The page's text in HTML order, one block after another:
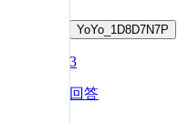
YoYo_1D8D7N7P
3
回答